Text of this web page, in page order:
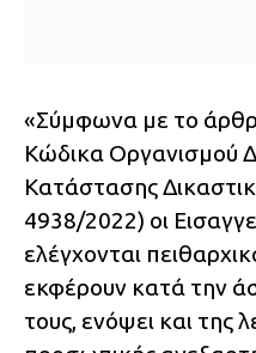
«Σύμφωνα με το
Κώδικα Οργανισμού
Κατάστασης
4938/2022) οι
ελέγχονται
εκφέρουν κατά την
τους, ενόψει και της